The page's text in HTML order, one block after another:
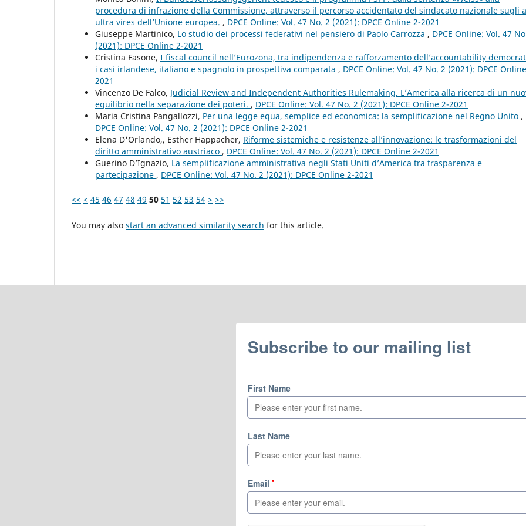
procedura di infrazione della Commissione, attraverso il percorso accidentato del sindacato nazionale sugli
ultra vires dell’Unione europea. , DPCE Online: Vol. 47 No. 2 (2021): DPCE Online 2-2021
Giuseppe Martinico, Lo studio dei processi federativi nel pensiero di Paolo Carrozza , DPCE Online: Vol. 47
(2021): DPCE Online 2-2021
Cristina Fasone, I fiscal council nell’Eurozona, tra indipendenza e rafforzamento dell’accountability
i casi irlandese, italiano e spagnolo in prospettiva comparata , DPCE Online: Vol. 47 No. 2 (2021): DPCE
2021
Vincenzo De Falco, Judicial Review and Independent Authorities Rulemaking. L’America alla ricerca di un
equilibrio nella separazione dei poteri. , DPCE Online: Vol. 47 No. 2 (2021): DPCE Online 2-2021
Maria Cristina Pangallozzi, Per una legge equa, semplice ed economica: la semplificazione nel Regno Unito ,
DPCE Online: Vol. 47 No. 2 (2021): DPCE Online 2-2021
Elena D'Orlando,, Esther Happacher, Riforme sistemiche e resistenze all’innovazione: le trasformazioni del
diritto amministrativo austriaco , DPCE Online: Vol. 47 No. 2 (2021): DPCE Online 2-2021
Guerino D’Ignazio, La semplificazione amministrativa negli Stati Uniti d’America tra trasparenza e
partecipazione , DPCE Online: Vol. 47 No. 2 (2021): DPCE Online 2-2021
<< < 45 46 47 48 49 50 51 52 53 54 > >>
You may also start an advanced similarity search for this article.